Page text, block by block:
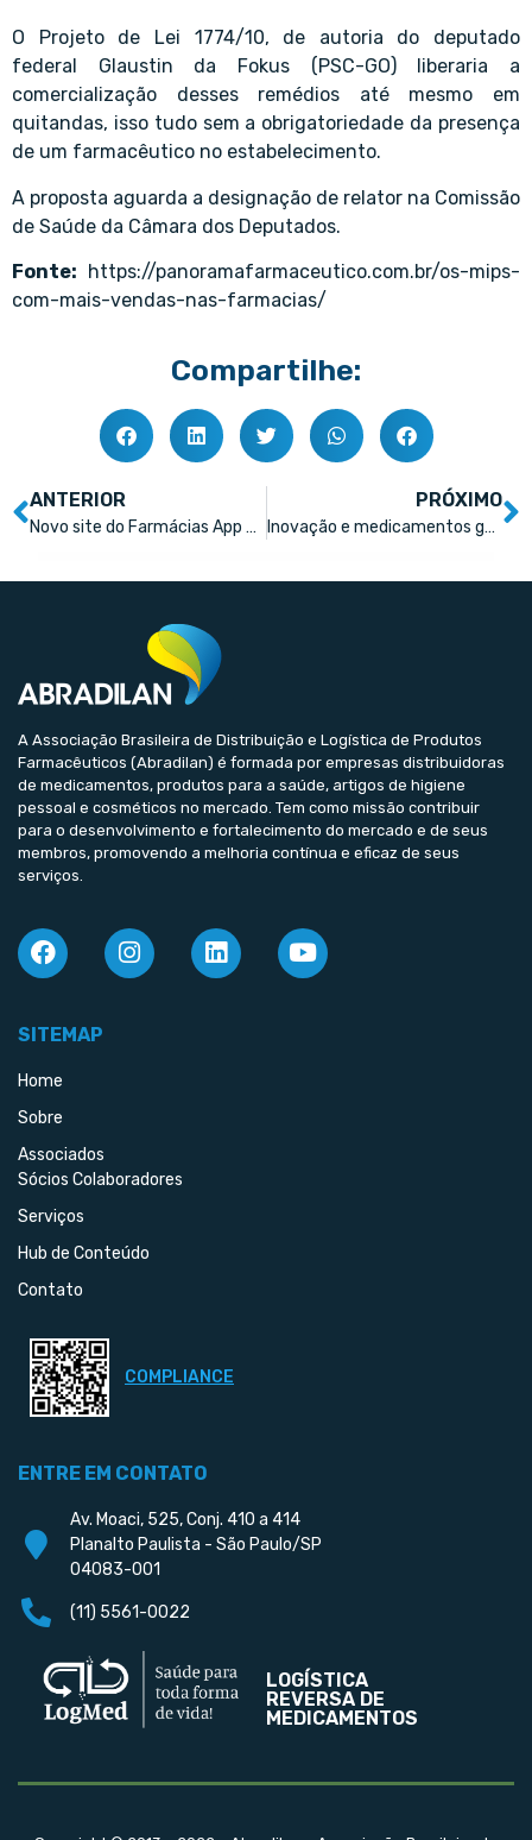
O Projeto de Lei 1774/10, de autoria do deputado
federal Glaustin da Fokus (PSC-GO) liberaria a
comercialização desses remédios até mesmo em
quitandas, isso tudo sem a obrigatoriedade da presença
de um farmacêutico no estabelecimento.
A proposta aguarda a designação de relator na Comissão
de Saúde da Câmara dos Deputados.
Fonte: https://panoramafarmaceutico.com.br/os-mips-
com-mais-vendas-nas-farmacias/
Compartilhe:
ANTERIOR
Novo site do Farmácias App melhora a experiência de compra
PRÓXIMO
Inovação e medicamentos genéricos: as estratégias da China para desenvolver a indústria farmacêutica
A Associação Brasileira de Distribuição e Logística de Produtos
Farmacêuticos (Abradilan) é formada por empresas distribuidoras
de medicamentos, produtos para a saúde, artigos de higiene
pessoal e cosméticos no mercado. Tem como missão contribuir
para o desenvolvimento e fortalecimento do mercado e de seus
membros, promovendo a melhoria contínua e eficaz de seus
serviços.
SITEMAP
Home
Sobre
Associados
Sócios Colaboradores
Serviços
Hub de Conteúdo
Contato
COMPLIANCE
ENTRE EM CONTATO
Av. Moaci, 525, Conj. 410 a 414
Planalto Paulista - São Paulo/SP
04083-001
(11) 5561-0022
LOGÍSTICA
REVERSA DE
MEDICAMENTOS